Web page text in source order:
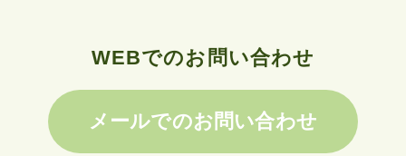
WEBでのお問い合わせ
メールでのお問い合わせ